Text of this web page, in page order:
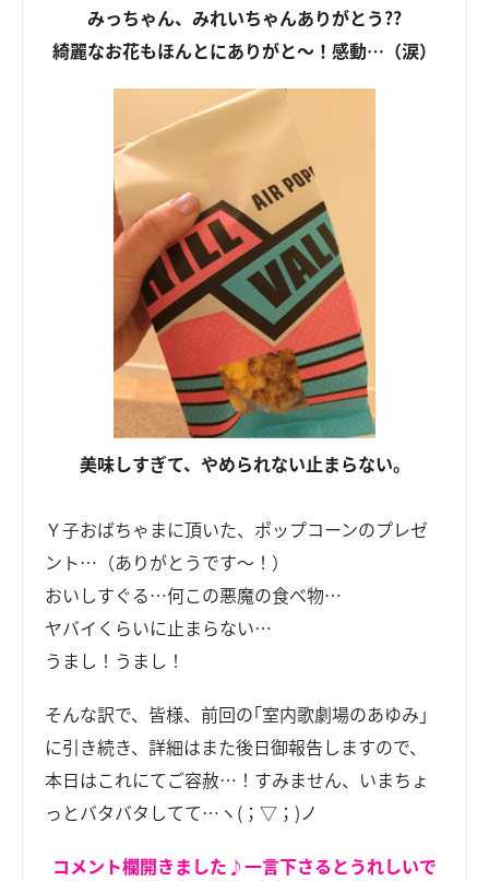
みっちゃん、みれいちゃんありがとう??
綺麗なお花もほんとにありがと～！感動…（涙）
美味しすぎて、やめられない止まらない。
Ｙ子おばちゃまに頂いた、ポップコーンのプレゼ
ント…（ありがとうです～！）
おいしすぐる…何この悪魔の食べ物…
ヤバイくらいに止まらない…
うまし！うまし！
そんな訳で、皆様、前回の｢室内歌劇場のあゆみ｣
に引き続き、詳細はまた後日御報告しますので、
本日はこれにてご容赦…！すみません、いまちょ
っとバタバタしてて…ヽ(；▽；)ノ
コメント欄開きました♪一言下さるとうれしいで